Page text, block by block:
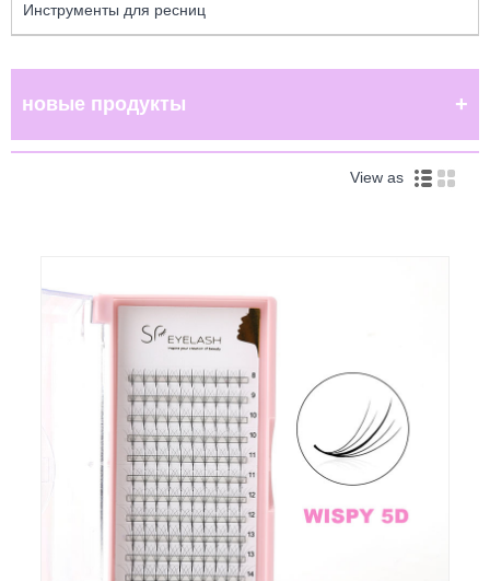
Инструменты для ресниц
новые продукты
View as